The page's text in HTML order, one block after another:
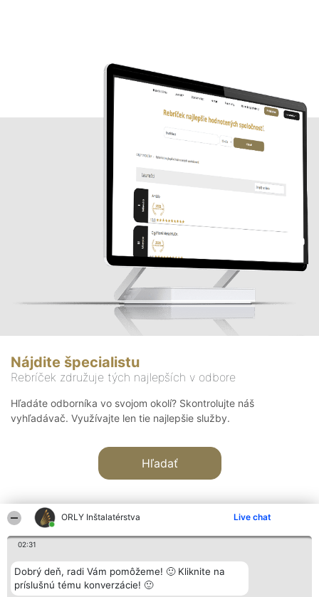
ORLY Inštalatérstva Live chat
02:31
Dobrý deň, radi Vám pomôžeme! 🙂 Kliknite na
príslušnú tému konverzácie! 🙂
Nájdite špecialistu
Rebríček združuje tých najlepších v odbore
Hľadáte odborníka vo svojom okolí? Skontrolujte náš
vyhľadávač. Využívajte len tie najlepšie služby.
Hľadať
Organizátor hodnotenia
Bright Side Solutions sp. z o.
o. sp. k.
Hodnotenie
Laureáti
Lista
Kontakt
Kontakt